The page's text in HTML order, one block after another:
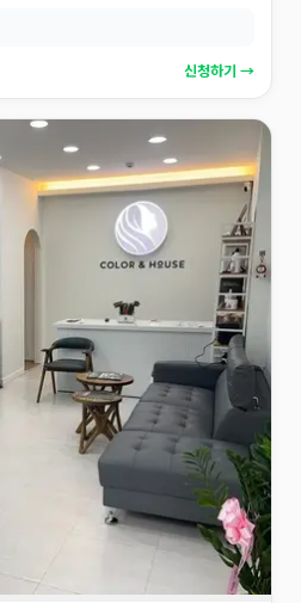
신청하기 →